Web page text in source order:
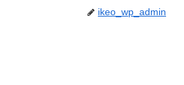
ikeo_wp_admin